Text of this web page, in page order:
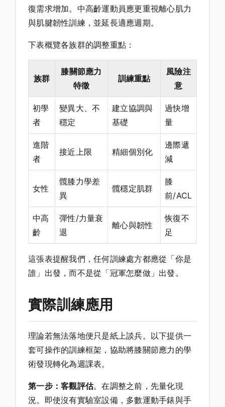
復需求增加。中高齡運動員應更重視離心肌力
與肌腱韌性訓練，並延長適應週期。
下表概覽各族群的調整重點：
族群
膝關節應力
特徵
訓練重點
風險注
意
初學
者
變異大、不
穩定
建立協調與
基礎
過快增
量
進階
者
接近上限 精細個別化
邊際遞
減
女性
髖膝力學差
異
髖穩定肌群
膝
前/ACL
中高
齡
彈性/力量衰
退
離心與韌性
恢復不
足
這張表提醒我們，任何訓練處方都應從「你是
誰」出發，而不是從「冠軍怎麼做」出發。
實際訓練應用
理論若無法落地便只是紙上談兵。以下提供一
套可操作的訓練框架，協助將膝關節應力的學
術發現轉化為週課表。
第一步：客觀評估。在調整之前，先量化現
況。即使沒有實驗室設備，多數運動手錶與手